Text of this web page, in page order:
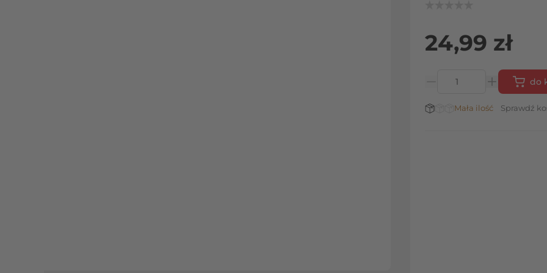
24,99 zł
do
Stan magazynowy:
Mała ilość Sprawdź